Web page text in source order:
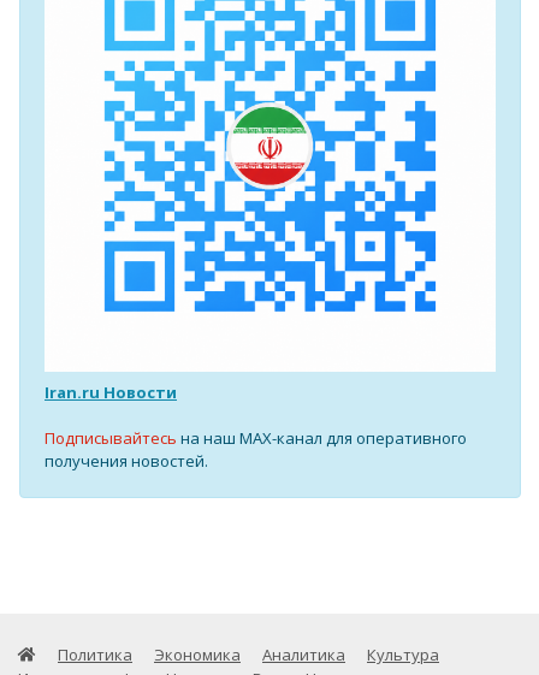
Iran.ru Новости
Подписывайтесь на наш MAX-канал для оперативного
получения новостей.
Политика Экономика Аналитика
Культура